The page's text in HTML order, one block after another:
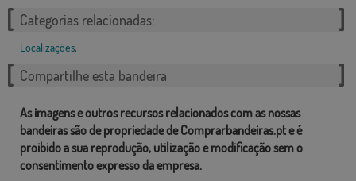
Categorias relacionadas:
Localizações,
Compartilhe esta bandeira
As imagens e outros recursos relacionados com as nossas
bandeiras são de propriedade de Comprarbandeiras.pt e é
proibido a sua reprodução, utilização e modificação sem o
consentimento expresso da empresa.